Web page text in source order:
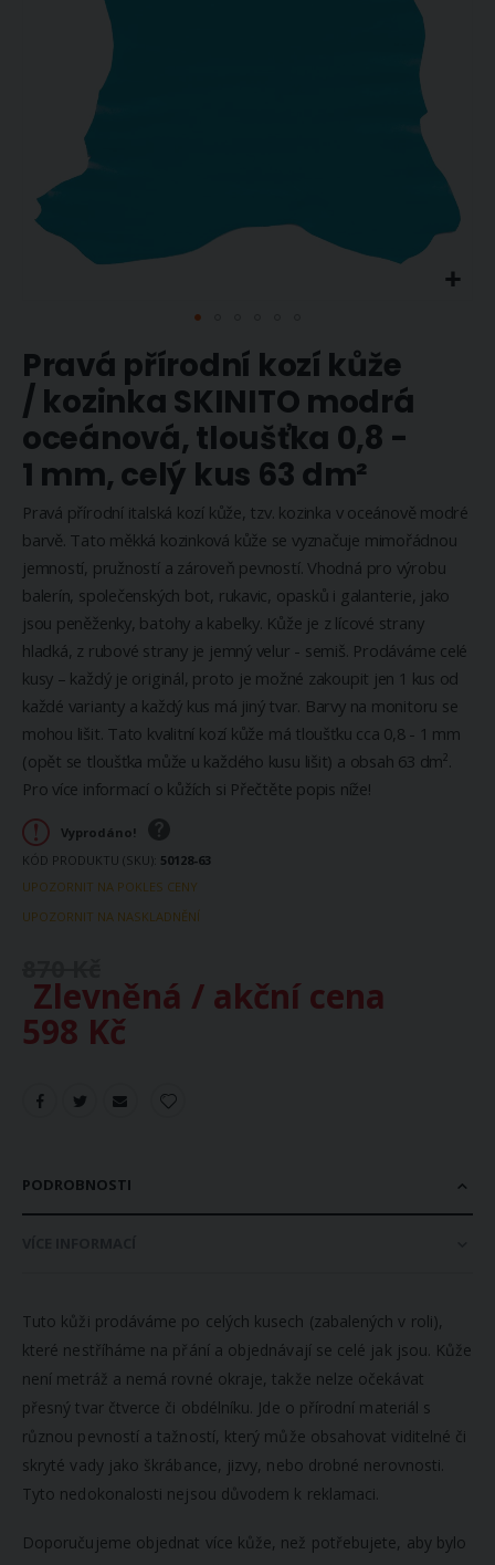
na
začátek
galerie
s
obrázky
Pravá přírodní kozí kůže
/ kozinka SKINITO modrá
oceánová, tloušťka 0,8 -
1 mm, celý kus 63 dm²
Pravá přírodní italská kozí kůže, tzv. kozinka v oceánově modré
barvě. Tato měkká kozinková kůže se vyznačuje mimořádnou
jemností, pružností a zároveň pevností. Vhodná pro výrobu
balerín, společenských bot, rukavic, opasků i galanterie, jako
jsou peněženky, batohy a kabelky. Kůže je z lícové strany
hladká, z rubové strany je jemný velur - semiš. Prodáváme celé
kusy – každý je originál, proto je možné zakoupit jen 1 kus od
každé varianty a každý kus má jiný tvar. Barvy na monitoru se
mohou lišit. Tato kvalitní kozí kůže má tloušťku cca 0,8 - 1 mm
(opět se tloušťka může u každého kusu lišit) a obsah 63 dm².
Pro více informací o kůžích si Přečtěte popis níže!
Vyprodáno!
KÓD PRODUKTU (SKU) 50128-63
UPOZORNIT NA POKLES CENY
UPOZORNIT NA NASKLADNĚNÍ
Zlevněná / akční cena
598 Kč
PODROBNOSTI
Tuto kůži prodáváme po celých kusech (zabalených v roli),
které nestříháme na přání a objednávají se celé jak jsou. Kůže
není metráž a nemá rovné okraje, takže nelze očekávat
přesný tvar čtverce či obdélníku. Jde o přírodní materiál s
různou pevností a tažností, který může obsahovat viditelné či
skryté vady jako škrábance, jizvy, nebo drobné nerovnosti.
Tyto nedokonalosti nejsou důvodem k reklamaci.
Doporučujeme objednat více kůže, než potřebujete, aby bylo